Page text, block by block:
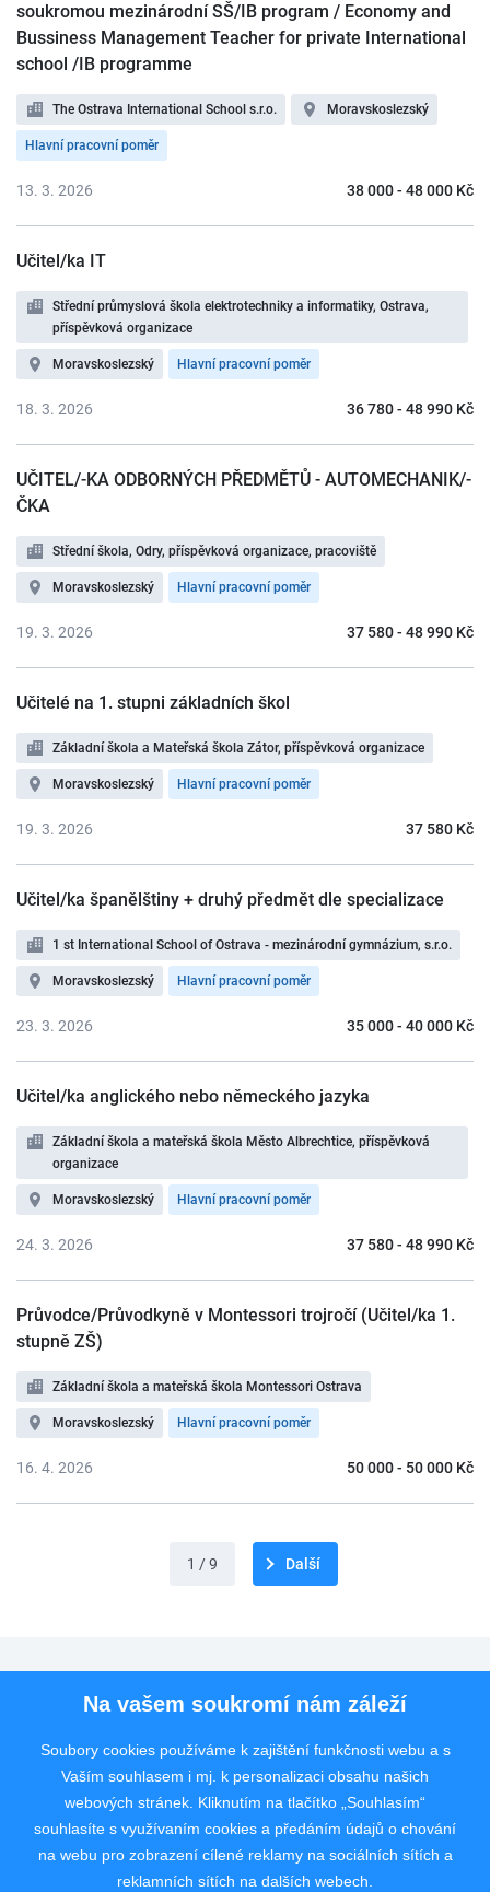
soukromou mezinárodní SŠ/IB program / Economy and
Bussiness Management Teacher for private International
school /IB programme
The Ostrava International School s.r.o. Moravskoslezský
Hlavní pracovní poměr
38 000 - 48 000 Kč
13. 3. 2026
Učitel/ka IT
Střední průmyslová škola elektrotechniky a informatiky, Ostrava,
příspěvková organizace
Moravskoslezský Hlavní pracovní poměr
36 780 - 48 990 Kč
18. 3. 2026
UČITEL/-KA ODBORNÝCH PŘEDMĚTŮ - AUTOMECHANIK/-
ČKA
Střední škola, Odry, příspěvková organizace, pracoviště
Moravskoslezský Hlavní pracovní poměr
37 580 - 48 990 Kč
19. 3. 2026
Učitelé na 1. stupni základních škol
Základní škola a Mateřská škola Zátor, příspěvková organizace
Moravskoslezský Hlavní pracovní poměr
37 580 Kč
19. 3. 2026
Učitel/ka španělštiny + druhý předmět dle specializace
1 st International School of Ostrava - mezinárodní gymnázium, s.r.o.
Moravskoslezský Hlavní pracovní poměr
35 000 - 40 000 Kč
23. 3. 2026
Učitel/ka anglického nebo německého jazyka
Základní škola a mateřská škola Město Albrechtice, příspěvková
organizace
Moravskoslezský Hlavní pracovní poměr
37 580 - 48 990 Kč
24. 3. 2026
Průvodce/Průvodkyně v Montessori trojročí (Učitel/ka 1.
stupně ZŠ)
Základní škola a mateřská škola Montessori Ostrava
Moravskoslezský Hlavní pracovní poměr
50 000 - 50 000 Kč
16. 4. 2026
1 / 9 Další
Pro uchazeče
Rychlý kontakt
Na vašem soukromí nám záleží
Soubory cookies používáme k zajištění funkčnosti webu a s
Vaším souhlasem i mj. k personalizaci obsahu našich
webových stránek. Kliknutím na tlačítko „Souhlasím“
souhlasíte s využívaním cookies a předáním údajů o chování
na webu pro zobrazení cílené reklamy na sociálních sítích a
reklamních sítích na dalších webech.